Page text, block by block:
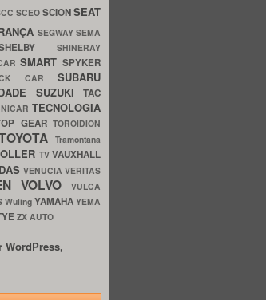
SCEO SCIONSEAT
SEGWAYSEMA
SHINERAY
SMART SPYKER
CAR SUBARU
SUZUKITAC
TECNOLOGIA
GEARTOROIDION
Tramontana
TVVAUXHALL
VENUCIAVERITAS
VOLVO
VULCA
Wuling YAMAHA YEMA
ZX AUTO